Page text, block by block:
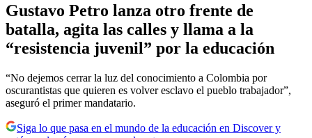
Gustavo Petro lanza otro frente de
batalla, agita las calles y llama a la
“resistencia juvenil” por la educación
“No dejemos cerrar la luz del conocimiento a Colombia por
oscurantistas que quieren es volver esclavo el pueblo trabajador”,
aseguró el primer mandatario.
Siga lo que pasa en el mundo de la educación en Discover y